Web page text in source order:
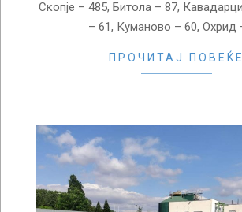
Скопје – 485, Битола – 87,
– 61, Куманово – 60, Охрид
ПРОЧИТАЈ ПОВЕЌЕ